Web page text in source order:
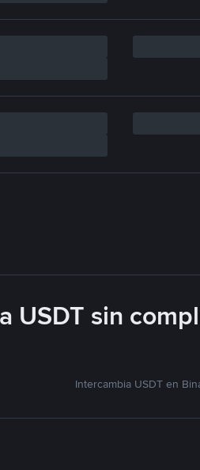
USDT sin
Intercambia USDT en